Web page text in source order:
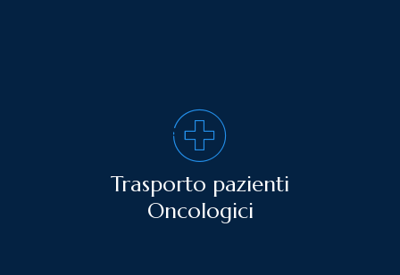
Trasporto pazienti
Oncologici